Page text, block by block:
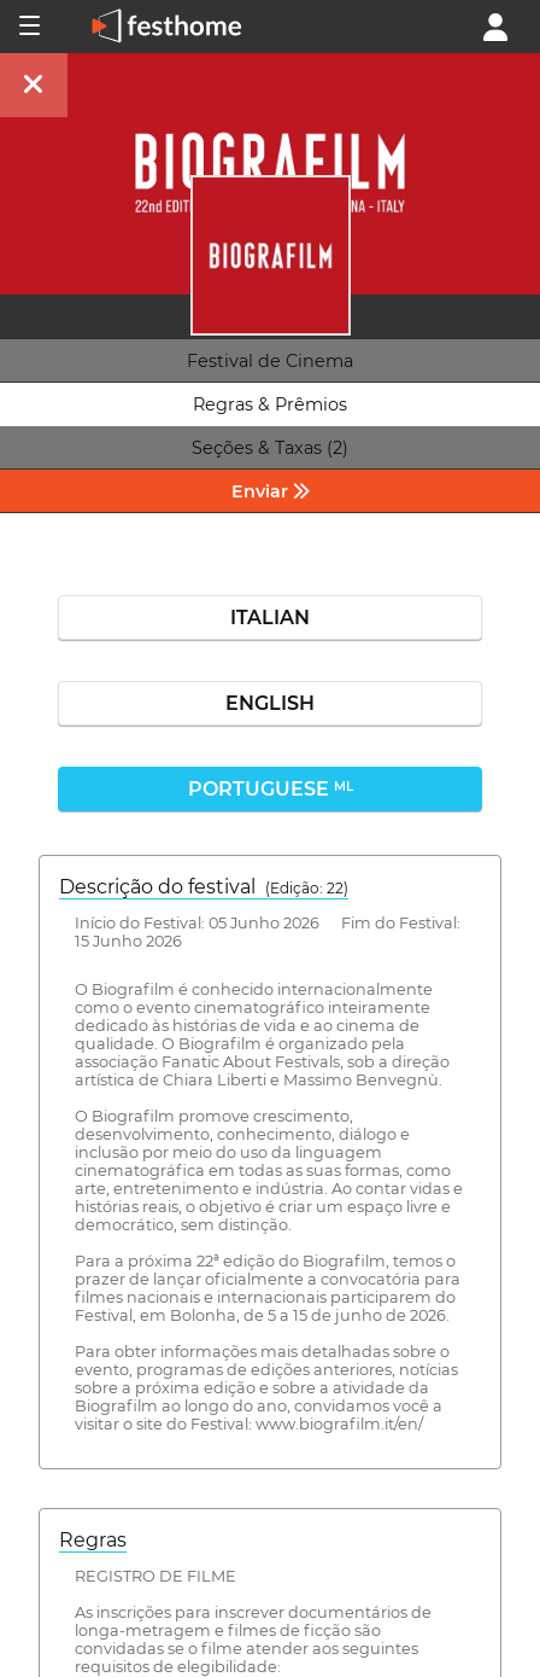
Festival de Cinema
Regras & Prêmios
Seções & Taxas (2)
Enviar
ITALIAN
ENGLISH
PORTUGUESE ML
Descrição do festival
(Edição: 22)
Início do Festival: 05 Junho 2026 Fim do Festival:
15 Junho 2026
O Biografilm é conhecido internacionalmente
como o evento cinematográfico inteiramente
dedicado às histórias de vida e ao cinema de
qualidade. O Biografilm é organizado pela
associação Fanatic About Festivals, sob a direção
artística de Chiara Liberti e Massimo Benvegnù.
O Biografilm promove crescimento,
desenvolvimento, conhecimento, diálogo e
inclusão por meio do uso da linguagem
cinematográfica em todas as suas formas, como
arte, entretenimento e indústria. Ao contar vidas e
histórias reais, o objetivo é criar um espaço livre e
democrático, sem distinção.
Para a próxima 22ª edição do Biografilm, temos o
prazer de lançar oficialmente a convocatória para
filmes nacionais e internacionais participarem do
Festival, em Bolonha, de 5 a 15 de junho de 2026.
Para obter informações mais detalhadas sobre o
evento, programas de edições anteriores, notícias
sobre a próxima edição e sobre a atividade da
Biografilm ao longo do ano, convidamos você a
visitar o site do Festival: www.biografilm.it/en/
Regras
REGISTRO DE FILME
As inscrições para inscrever documentários de
longa-metragem e filmes de ficção são
convidadas se o filme atender aos seguintes
requisitos de elegibilidade: